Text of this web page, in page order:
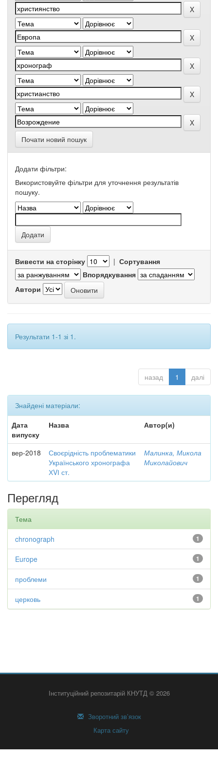
Почати новий пошук
Додати фільтри:
Використовуйте фільтри для уточнення результатів
пошуку.
Вивести на сторінку | Сортування
Впорядкування
Автори
Результати 1-1 зі 1.
назад 1 далі
Знайдені матеріали:
Дата
випуску
Назва Автор(и)
вер-2018
Своєрідність проблематики
Українського хронографа
ХVІ ст.
Малинка, Микола
Миколайович
Перегляд
Тема
1
chronograph
1
Europe
1
проблеми
1
церковь
Інституційний репозитарій КНУТД © 2026
Зворотний зв’язок
Карта сайту